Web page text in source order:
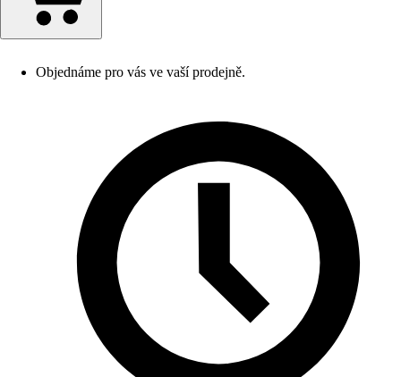
Objednáme pro vás ve vaší prodejně.